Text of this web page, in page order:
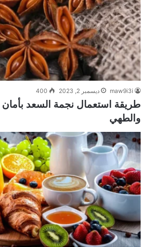
maw9i3i ديسمبر 2, 2023 400
طريقة استعمال نجمة السعد
والطهي